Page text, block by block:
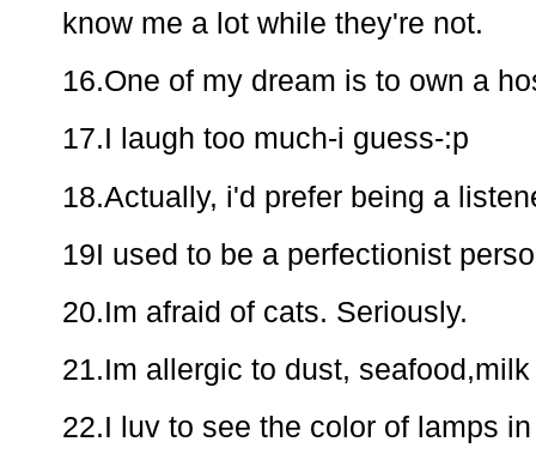
know me a lot while they're not.
16.One of my dream is to own a
17.I laugh too much-i guess-:p
18.Actually, i'd prefer being a
19I used to be a perfectionist
20.Im afraid of cats. Seriously.
21.Im allergic to dust,
22.I luv to see the color of lamps